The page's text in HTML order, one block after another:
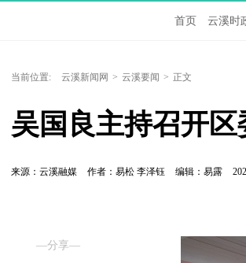
首页 云溪时
当前位置: 云溪新闻网 > 云溪要闻 > 正文
吴国良主持召开
来源：云溪融媒 作者：易松 李泽钰 编辑：易露
—分享—